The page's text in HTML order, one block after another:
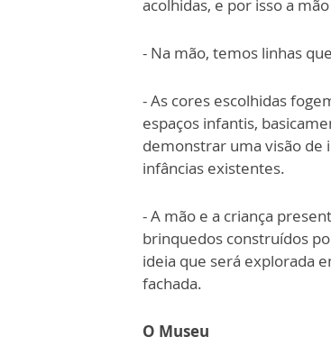
acolhidas, e por isso a
- Na mão, temos linhas
- As cores escolhidas
espaços infantis,
demonstrar uma visão de
infâncias existentes.
- A mão e a criança
brinquedos construídos
ideia que será explorada
fachada.
O Museu